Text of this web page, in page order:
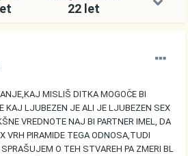
22 let
MISLIŠ DITKA MOGOČE BI
KAJ LJUBEZEN JE ALI JE LJUBEZEN SEX
VREDNOTE NAJ BI PARTNER IMEL, DA
VRH PIRAMIDE TEGA ODNOSA,TUDI
O TEH STVAREH PA ZMERI BL